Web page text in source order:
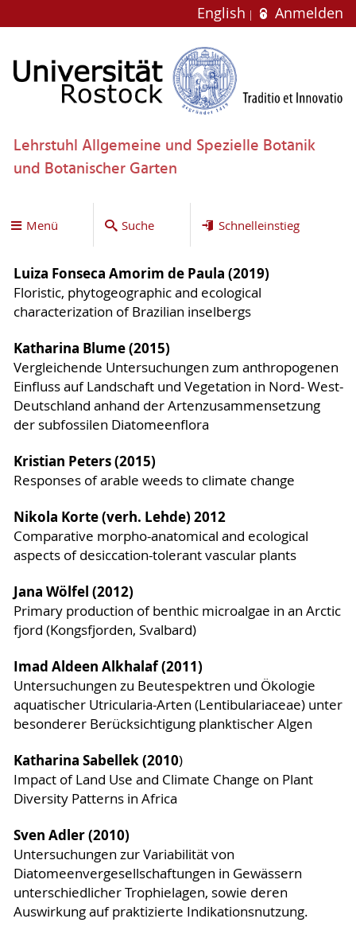
English Anmelden
Lehrstuhl Allgemeine und Spezielle Botanik
und Botanischer Garten
Menü Suche Schnelleinstieg
Luiza Fonseca Amorim de Paula (2019)
Floristic, phytogeographic and ecological
characterization of Brazilian inselbergs
Katharina Blume (2015)
Vergleichende Untersuchungen zum anthropogenen
Einfluss auf Landschaft und Vegetation in Nord- West-
Deutschland anhand der Artenzusammensetzung
der subfossilen Diatomeenflora
Kristian Peters (2015)
Responses of arable weeds to climate change
Nikola Korte (verh. Lehde) 2012
Comparative morpho-anatomical and ecological
aspects of desiccation-tolerant vascular plants
Jana Wölfel (2012)
Primary production of benthic microalgae in an Arctic
fjord (Kongsfjorden, Svalbard)
Imad Aldeen Alkhalaf (2011)
Untersuchungen zu Beutespektren und Ökologie
aquatischer Utricularia-Arten (Lentibulariaceae) unter
besonderer Berücksichtigung planktischer Algen
Katharina Sabellek (2010)
Impact of Land Use and Climate Change on Plant
Diversity Patterns in Africa
Sven Adler (2010)
Untersuchungen zur Variabilität von
Diatomeenvergesellschaftungen in Gewässern
unterschiedlicher Trophielagen, sowie deren
Auswirkung auf praktizierte Indikationsnutzung.